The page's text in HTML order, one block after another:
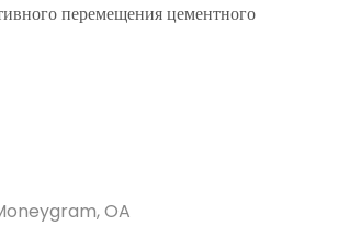
перемещения цементного
OA